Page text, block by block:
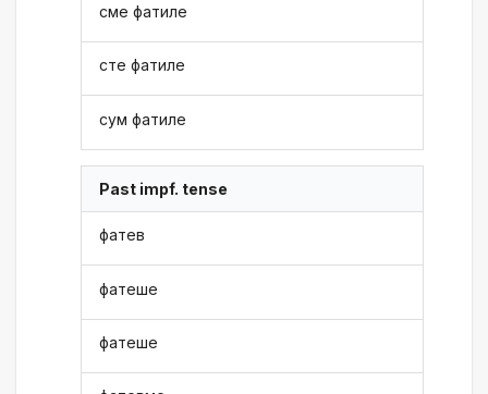
сме фатиле
сте фатиле
сум фатиле
Past impf. tense
фатев
фатеше
фатеше